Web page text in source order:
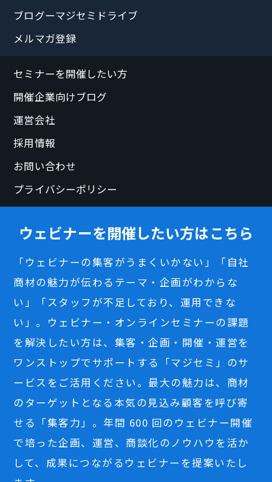
ブログーマジセミドライブ
メルマガ登録
セミナーを開催したい方
開催企業向けブログ
運営会社
採用情報
お問い合わせ
プライバシーポリシー
ウェビナーを開催したい方はこちら
「ウェビナーの集客がうまくいかない」「自社
商材の魅力が伝わるテーマ・企画がわからな
い」「スタッフが不足しており、運用できな
い」。ウェビナー・オンラインセミナーの課題
を解決したい方は、集客・企画・開催・運営を
ワンストップでサポートする「マジセミ」のサ
ービスをご活用ください。最大の魅力は、商材
のターゲットとなる本気の見込み顧客を呼び寄
せる「集客力」。年間 600 回のウェビナー開催
で培った企画、運営、商談化のノウハウを活か
して、成果につながるウェビナーを提案いたし